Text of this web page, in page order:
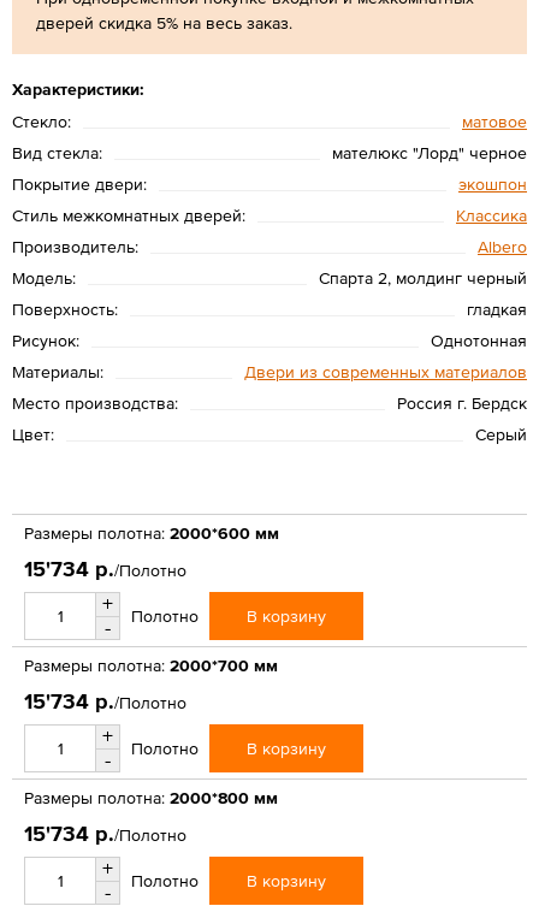
дверей скидка 5% на весь заказ.
Характеристики:
Стекло:
матовое
Вид стекла:
мателюкс "Лорд" черное
Покрытие двери:
экошпон
Стиль межкомнатных дверей:
Классика
Производитель:
Albero
Модель:
Спарта 2, молдинг черный
Поверхность:
гладкая
Рисунок:
Однотонная
Материалы:
Двери из современных материалов
Место производства:
Россия г. Бердск
Цвет:
Серый
Размеры полотна: 2000*600 мм
15'734 р./Полотно
+
-
Полотно В корзину
Размеры полотна: 2000*700 мм
15'734 р./Полотно
+
-
Полотно В корзину
Размеры полотна: 2000*800 мм
15'734 р./Полотно
+
-
Полотно В корзину